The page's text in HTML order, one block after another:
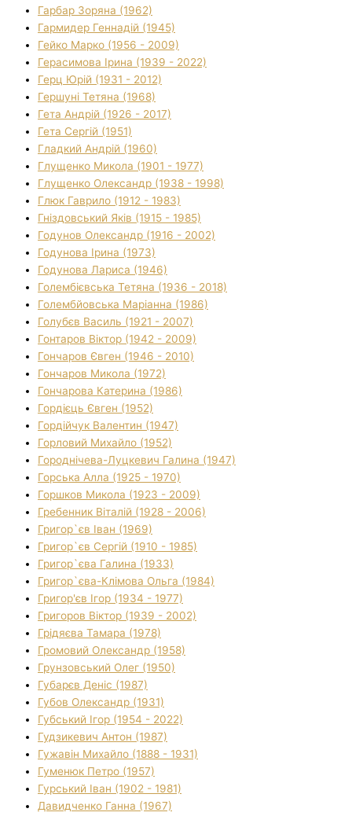
Гарбар Зоряна (1962)
Гармидер Геннадій (1945)
Гейко Марко (1956 - 2009)
Герасимова Ірина (1939 - 2022)
Герц Юрій (1931 - 2012)
Гершуні Тетяна (1968)
Гета Андрій (1926 - 2017)
Гета Сергій (1951)
Гладкий Андрій (1960)
Глущенко Микола (1901 - 1977)
Глущенко Олександр (1938 - 1998)
Глюк Гаврило (1912 - 1983)
Гніздовський Яків (1915 - 1985)
Годунов Олександр (1916 - 2002)
Годунова Ірина (1973)
Годунова Лариса (1946)
Голембієвська Тетяна (1936 - 2018)
Голембйовська Маріанна (1986)
Голубєв Василь (1921 - 2007)
Гонтаров Віктор (1942 - 2009)
Гончаров Євген (1946 - 2010)
Гончаров Микола (1972)
Гончарова Катерина (1986)
Гордієць Євген (1952)
Гордійчук Валентин (1947)
Горловий Михайло (1952)
Городнічева-Луцкевич Галина (1947)
Горська Алла (1925 - 1970)
Горшков Микола (1923 - 2009)
Гребенник Віталій (1928 - 2006)
Григор`єв Іван (1969)
Григор`єв Сергій (1910 - 1985)
Григор`єва Галина (1933)
Григор`єва-Клімова Ольга (1984)
Григор'єв Ігор (1934 - 1977)
Григоров Віктор (1939 - 2002)
Грідяєва Тамара (1978)
Громовий Олександр (1958)
Грунзовський Олег (1950)
Губарєв Деніс (1987)
Губов Олександр (1931)
Губський Ігор (1954 - 2022)
Гудзикевич Антон (1987)
Гужавін Михайло (1888 - 1931)
Гуменюк Петро (1957)
Гурський Іван (1902 - 1981)
Давидченко Ганна (1967)